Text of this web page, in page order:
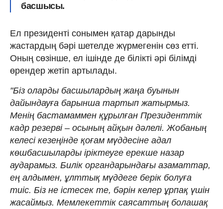
басшысы.
Ел президенті сонымен қатар дарынды
жастардың бәрі шетелде жүрмегенін сөз етті.
Оның сөзінше, ел ішінде де білікті әрі білімді
өрендер жетіп артылады.
"Біз оларды басшылардың жаңа буынын
дайындауға барынша тартып жатырмыз.
Менің бастамаммен құрылған Президенттік
кадр резерві – осының айқын дәлелі. Жобаның
келесі кезеңінде қоғам мүддесіне адал
көшбасшыларды іріктеуге ерекше назар
аударамыз. Билік органдарындағы азаматтар,
ең алдымен, ұлттық мүддеге берік болуға
тиіс. Біз не істесек те, бәрін келер ұрпақ үшін
жасаймыз. Мемлекеттік саясаттың болашақ